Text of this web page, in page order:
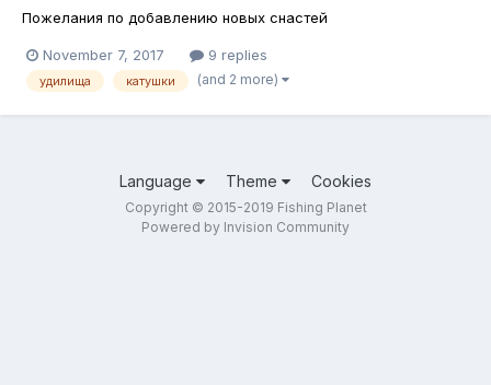
Пожелания по добавлению новых снастей
November 7, 2017 9 replies
удилища катушки (and 2 more)
Language Theme Cookies
Copyright © 2015-2019 Fishing Planet
Powered by Invision Community